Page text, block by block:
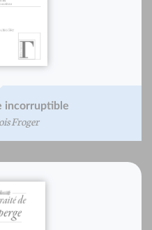
incorruptible
Froger